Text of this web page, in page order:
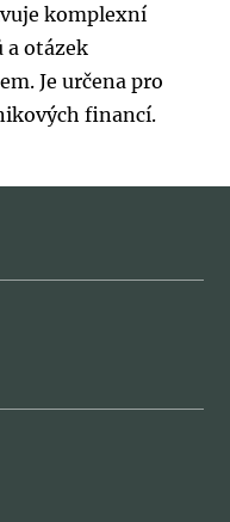
komplexní
a otázek
Je určena pro
financí.